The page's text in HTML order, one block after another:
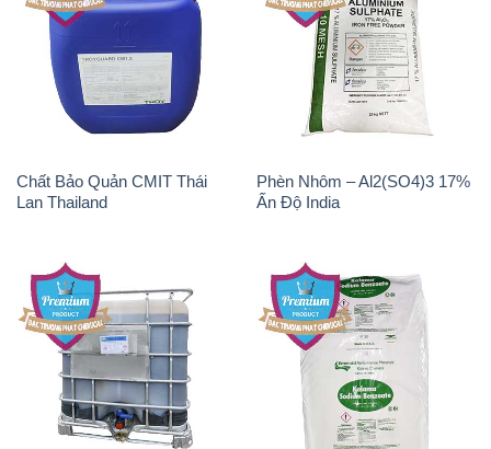
Chất Bảo Quản CMIT Thái
Lan Thailand
Phèn Nhôm – Al2(SO4)3 17%
Ấn Độ India
Chất tạo bọt Las P Tico Tank
IBC Bồn Việt Nam
Sodium Benzoate – Mốc Bột
Kalama Food Grade Mỹ Usa